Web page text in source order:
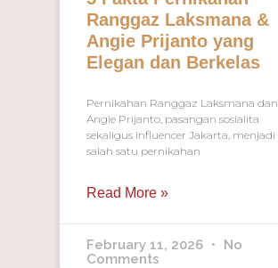
Ranggaz Laksmana &
Angie Prijanto yang
Elegan dan Berkelas
Pernikahan Ranggaz Laksmana dan
Angie Prijanto, pasangan sosialita
sekaligus influencer Jakarta, menjadi
salah satu pernikahan
Read More »
February 11, 2026
No
Comments